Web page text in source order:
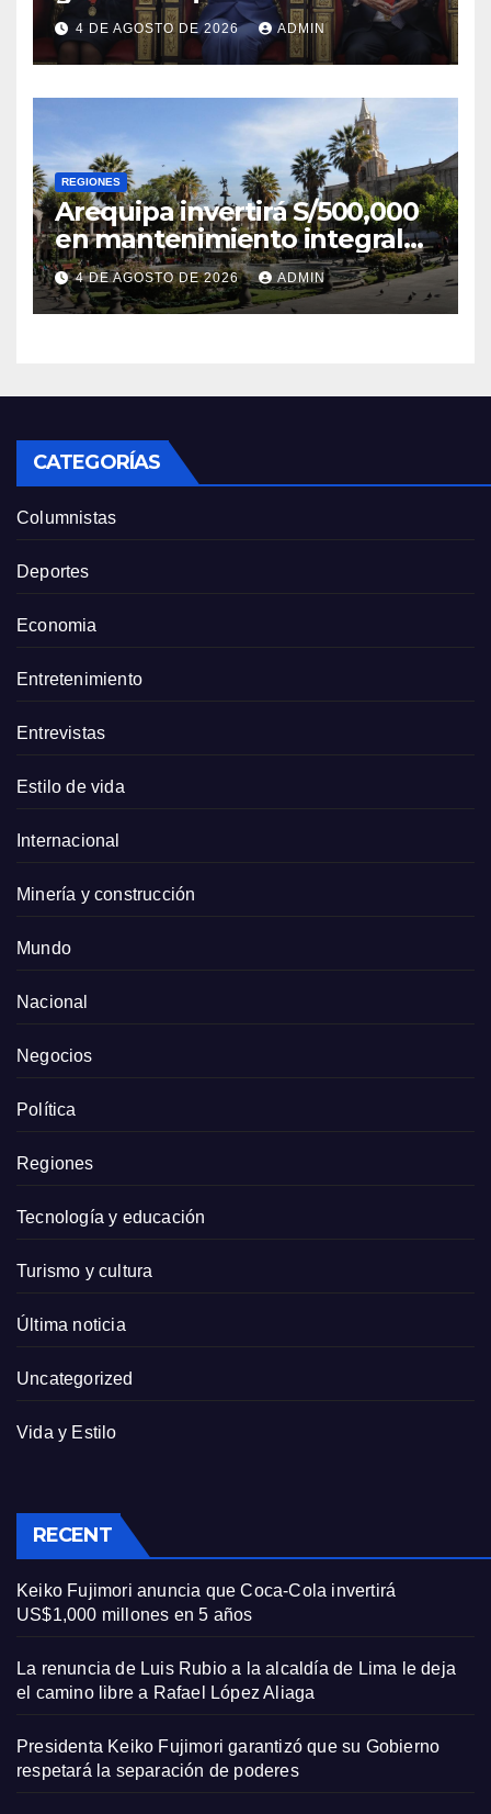
respetará la separación de
poderes
4 DE AGOSTO DE 2026 ADMIN
REGIONES
Arequipa invertirá S/500,000
en mantenimiento integral
de la Plaza de Armas
4 DE AGOSTO DE 2026 ADMIN
CATEGORÍAS
Columnistas
Deportes
Economia
Entretenimiento
Entrevistas
Estilo de vida
Internacional
Minería y construcción
Mundo
Nacional
Negocios
Política
Regiones
Tecnología y educación
Turismo y cultura
Última noticia
Uncategorized
Vida y Estilo
RECENT
Keiko Fujimori anuncia que Coca-Cola invertirá
US$1,000 millones en 5 años
La renuncia de Luis Rubio a la alcaldía de Lima le deja
el camino libre a Rafael López Aliaga
Presidenta Keiko Fujimori garantizó que su Gobierno
respetará la separación de poderes